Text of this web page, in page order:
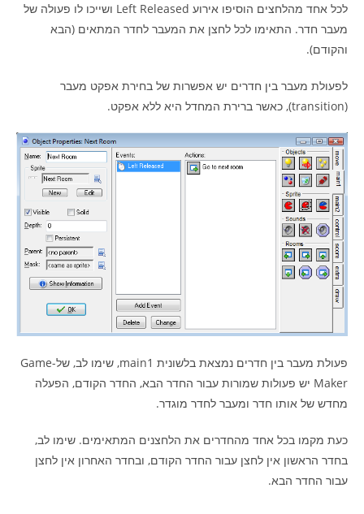
לכל אחד מהלחצים הוסיפו אירוע Left Released ושייכו לו פעולה של
מעבר חדר. התאימו לכל לחצן את המעבר לחדר המתאים (הבא
והקודם).
לפעולת מעבר בין חדרים יש אפשרות של בחירת אפקט מעבר
(transition), כאשר ברירת המחדל היא ללא אפקט.
פעולת מעבר בין חדרים נמצאת בלשונית main1, שימו לב, של-Game
Maker יש פעולות שמורות עבור החדר הבא, החדר הקודם, הפעלה
מחדש של אותו חדר ומעבר לחדר מוגדר.
כעת מקמו בכל אחד מהחדרים את הלחצנים המתאימים. שימו לב,
בחדר הראשון אין לחצן עבור החדר הקודם, ובחדר האחרון אין לחצן
עבור החדר הבא.